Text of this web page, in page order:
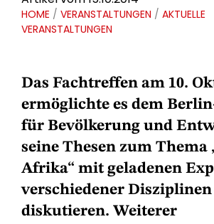
HOME / VERANSTALTUNGEN / AKTUELLE
VERANSTALTUNGEN
Das Fachtreffen am 10.
ermöglichte es dem
für Bevölkerung und
seine Thesen zum Thema
Afrika“ mit geladenen
verschiedener Disziplinen
diskutieren. Weiterer